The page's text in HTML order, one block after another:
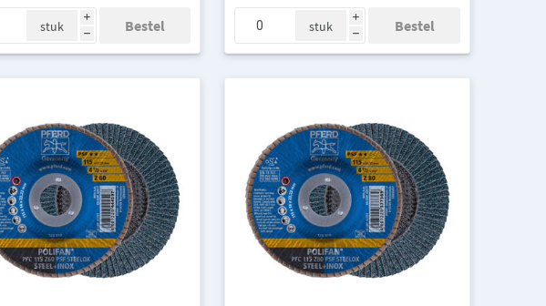
i
h
stuk
i
h
stuk